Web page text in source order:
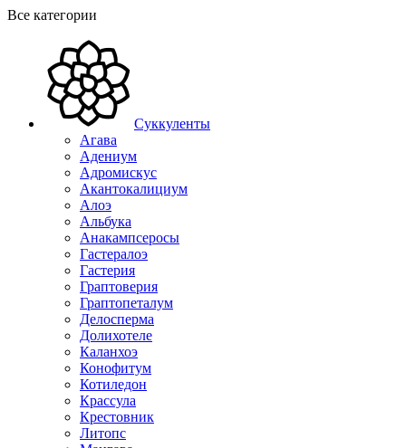
Все категории
Суккуленты
Агава
Адениум
Адромискус
Акантокалициум
Алоэ
Альбука
Анакампсеросы
Гастералоэ
Гастерия
Граптоверия
Граптопеталум
Делосперма
Долихотеле
Каланхоэ
Конофитум
Котиледон
Крассула
Крестовник
Литопс